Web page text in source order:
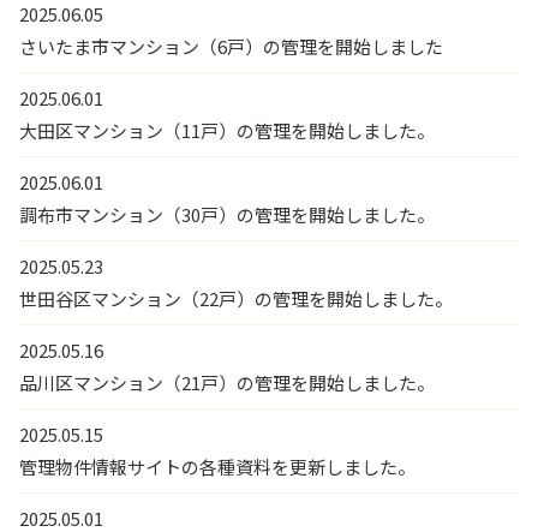
2025.06.05
さいたま市マンション（6戸）の管理を開始しました
2025.06.01
大田区マンション（11戸）の管理を開始しました。
2025.06.01
調布市マンション（30戸）の管理を開始しました。
2025.05.23
世田谷区マンション（22戸）の管理を開始しました。
2025.05.16
品川区マンション（21戸）の管理を開始しました。
2025.05.15
管理物件情報サイトの各種資料を更新しました。
2025.05.01